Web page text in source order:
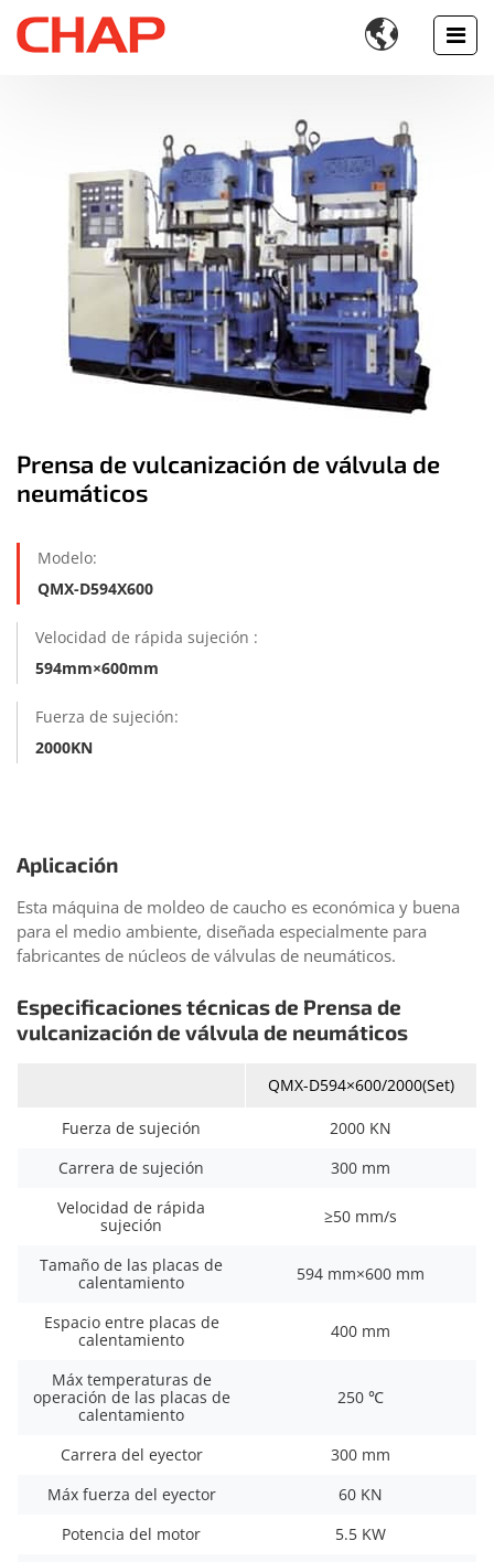

Prensa de vulcanización de válvula de
neumáticos
Modelo:
QMX-D594X600
Velocidad de rápida sujeción :
594mm×600mm
Fuerza de sujeción:
2000KN
Aplicación
Esta máquina de moldeo de caucho es económica y buena
para el medio ambiente, diseñada especialmente para
fabricantes de núcleos de válvulas de neumáticos.
Especificaciones técnicas de Prensa de
vulcanización de válvula de neumáticos
QMX-D594×600/2000(Set)
Fuerza de sujeción
2000 KN
Carrera de sujeción
300 mm
Velocidad de rápida
sujeción
≥50 mm/s
Tamaño de las placas de
calentamiento
594 mm×600 mm
Espacio entre placas de
calentamiento
400 mm
Máx temperaturas de
operación de las placas de
calentamiento
250 ℃
Carrera del eyector
300 mm
Máx fuerza del eyector
60 KN
Potencia del motor
5.5 KW